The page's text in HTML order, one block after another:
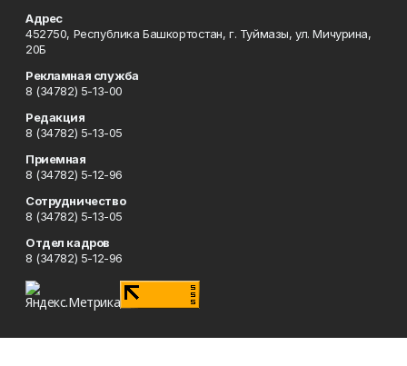
Адрес
452750, Республика Башкортостан, г. Туймазы, ул. Мичурина,
20Б
Рекламная служба
8 (34782) 5-13-00
Редакция
8 (34782) 5-13-05
Приемная
8 (34782) 5-12-96
Сотрудничество
8 (34782) 5-13-05
Отдел кадров
8 (34782) 5-12-96